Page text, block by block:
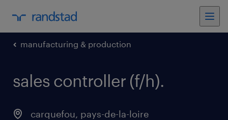
manufacturing & production
sales controller (f/h).
carquefou, pays-de-la-loire